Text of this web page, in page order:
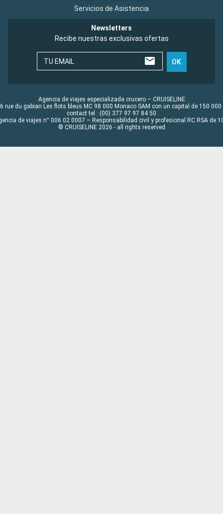
Servicios de Asistencia
Newsletters
Recibe nuestras exclusivas ofertas
TU EMAIL OK
Agencia de viajes especializada crucero – CRUISELINE
rue du gabian Les flots bleus MC 98 000 Monaco SAM con un capital de 150 000
contact tel : (00) 377 97 97 84 50
de viajes n° 006 02 0007 – Responsabilidad civil y profesional RC RSA de
© CRUISELINE 2026 - all rights reserved